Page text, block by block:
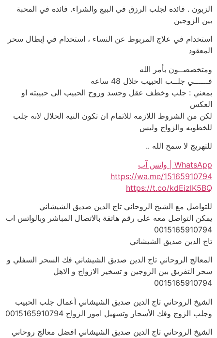
الزبون . فائده لجلب الرزق في البيع والشراء. فائده في المحبة
بين الزوجين
استخدام في علاج المربوط عن النساء ، استخدام في إبطال سحر
المعقود
ومتخصصــون بأمر الله
فــــــي جلــب الحبيب خلال 48 ساعه
بمعني : جلب وخطف عقل وجسد وروح الحبيب الى حبيبته او
العكس
لكن من الشروط اللازمه للاتمام ان تكون النيه الحلال لانه جلب
للخطوبه والزواج وليس
للتهريج لا سمح الله ..
WhatsApp | واتس آب
https://wa.me/15165910794
https://t.co/kdEizlK5BQ
للتواصل مع الشيخ الروحاني تاج الدين صديق الشيشاني
يمكن التواصل معه على رقم هاتفة بالاتصال المباشر وبالواتس اب
0015165910794
تاج الدين صديق الشيشاني
المعالج الروحاني تاج الدين صديق الشيشاني فك السحر السفلي و
سحر التفريق بين الزوجين و تسخير الازواج و الاهل
0015165910794
الشيخ الروحاني تاج الدين صديق الشيشاني أعمال جلب الحبيب
وجلب الزوج وفك الأسحار وتسهيل امور الزواج 0015165910794
الشيخ الروحاني تاج الدين صديق الشيشاني افضل معالج روحاني